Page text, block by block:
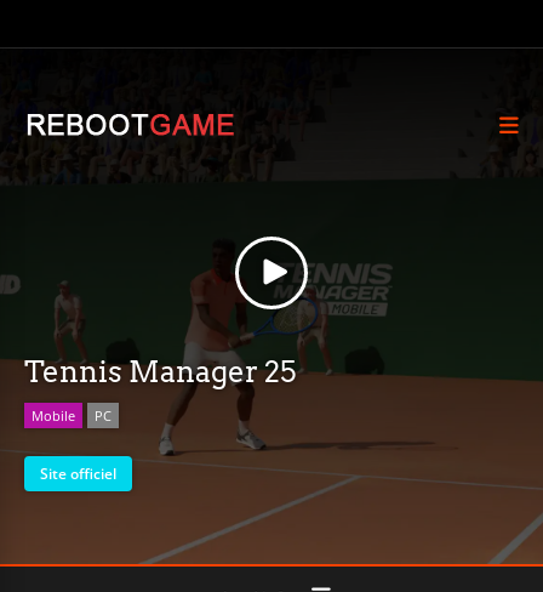
Tennis Manager 25
Mobile PC
Site officiel